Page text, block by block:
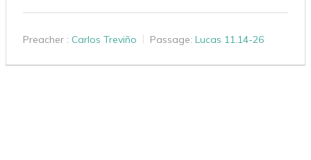
Preacher : Carlos Treviño Passage: Lucas 11.14-26